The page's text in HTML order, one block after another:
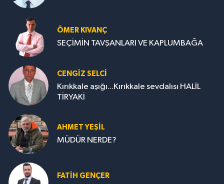
ÖMER KIVANÇ
SEÇİMİN TAVŞANLARI VE KAPLUMBAĞA
CENGİZ SELCİ
Kırıkkale aşığı...Kırıkkale sevdalısı HALİL
TİRYAKİ
AHMET YEŞİL
MÜDÜR NERDE?
FATIH GENÇER